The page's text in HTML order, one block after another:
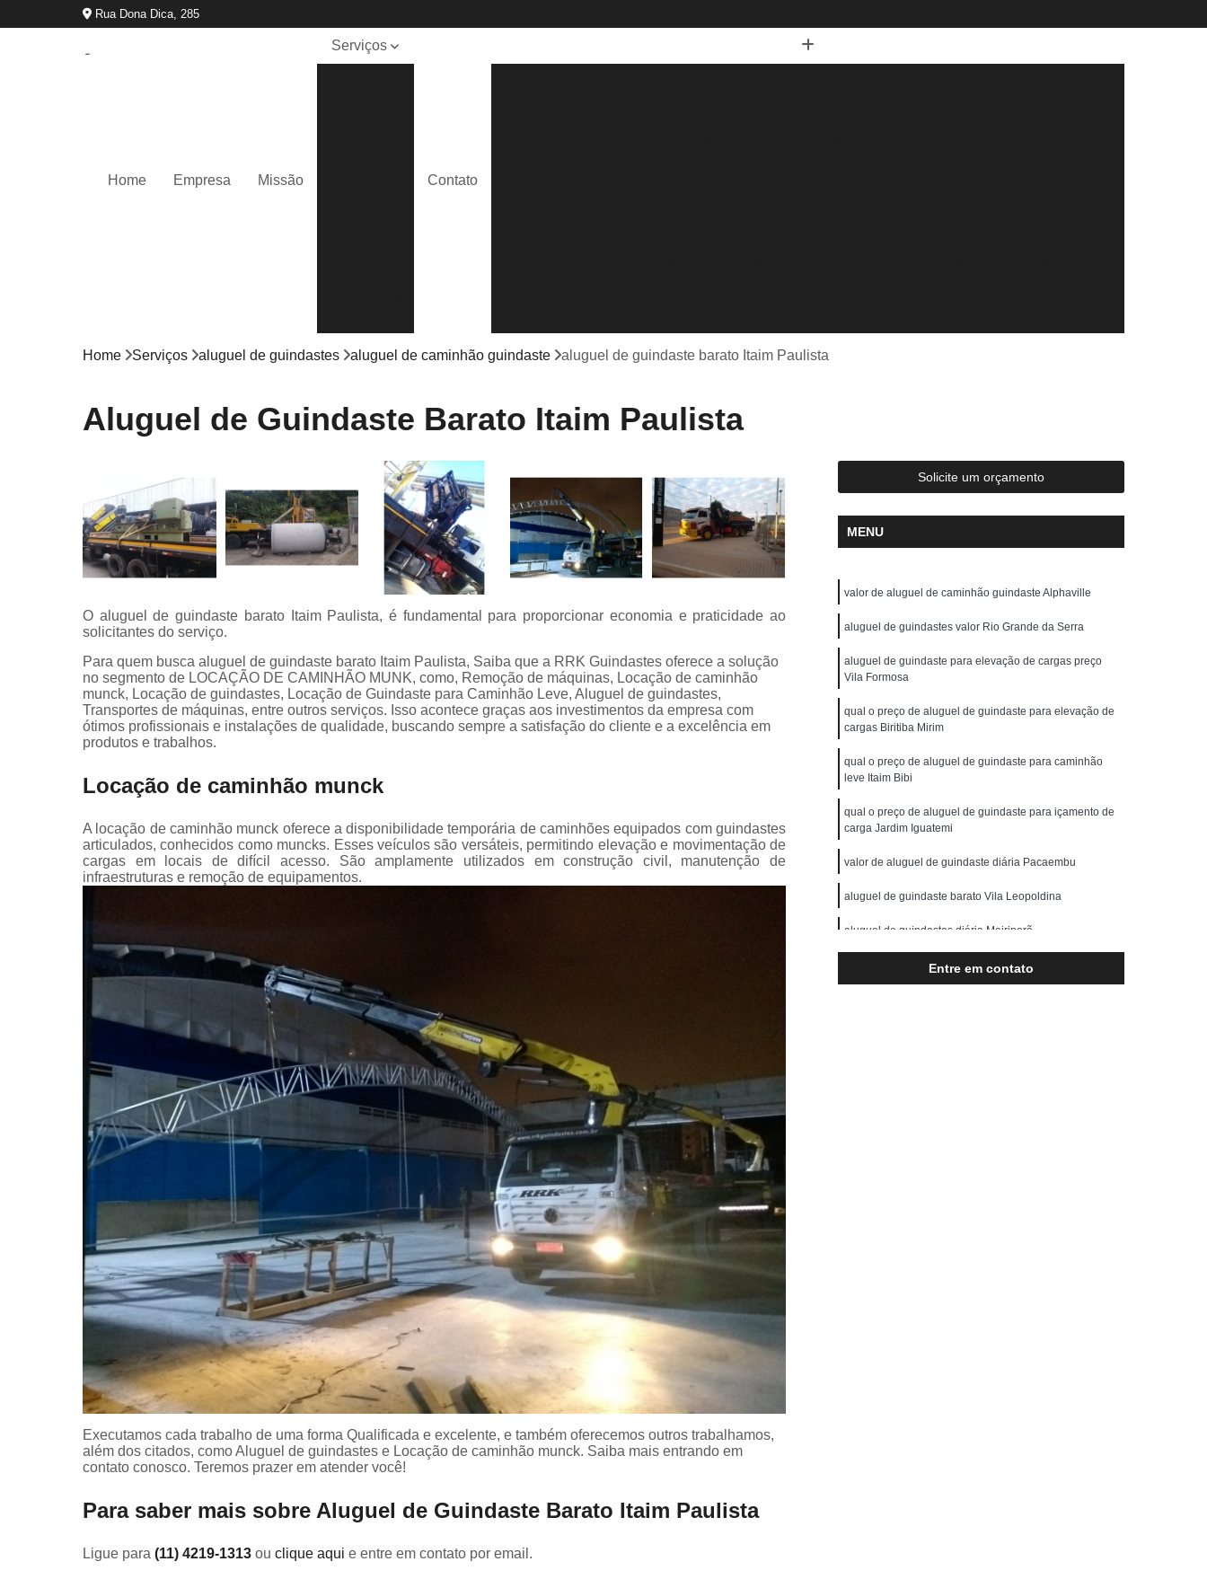
Rua Dona Dica, 285
Home Empresa Missão
Serviços
máquinas
Contato
Locação de Caminhão Munck para Container
Locação de Munck
Locação de Guindaste
Locação de Guindaste para Caminhão Leve
Locação de Guindaste para Construção Civil
Locação de Guindaste para Empilhadeira
Locação de Guindastes e Muncks
Locação de Guindastes para Içamento de Carga
Locação de Guindastes para Montagem de Galpão
Remoção de Máquinas Dobradeiras
Remoção de Máquinas e Equipamentos
Remoção de Máquinas Industriais
Remoção de Máquinas Pesadas
Remoção de Máquinas Pesadas Antigas
Remoção de Máquinas Pesadas Construção Civil
Transporte e Remoção de Máquinas
Transporte de Máquina de Corte
Transporte de Máquinas Dobradeiras
Transporte de Máquinas Gráficas
Transporte de Máquinas Pesadas
Transporte de Máquinas Pesadas Construção Civil
Transporte para Máquinas Gráficas
Home Serviços aluguel de guindastes aluguel de caminhão guindaste aluguel de guindaste barato Itaim Paulista
Aluguel de Guindaste Barato Itaim Paulista
O aluguel de guindaste barato Itaim Paulista, é fundamental para proporcionar economia e praticidade ao
solicitantes do serviço.
Para quem busca aluguel de guindaste barato Itaim Paulista, Saiba que a RRK Guindastes oferece a solução
no segmento de LOCAÇÃO DE CAMINHÃO MUNK, como, Remoção de máquinas, Locação de caminhão
munck, Locação de guindastes, Locação de Guindaste para Caminhão Leve, Aluguel de guindastes,
Transportes de máquinas, entre outros serviços. Isso acontece graças aos investimentos da empresa com
ótimos profissionais e instalações de qualidade, buscando sempre a satisfação do cliente e a excelência em
produtos e trabalhos.
Locação de caminhão munck
A locação de caminhão munck oferece a disponibilidade temporária de caminhões equipados com guindastes
articulados, conhecidos como muncks. Esses veículos são versáteis, permitindo elevação e movimentação de
cargas em locais de difícil acesso. São amplamente utilizados em construção civil, manutenção de
infraestruturas e remoção de equipamentos.
Executamos cada trabalho de uma forma Qualificada e excelente, e também oferecemos outros trabalhamos,
além dos citados, como Aluguel de guindastes e Locação de caminhão munck. Saiba mais entrando em
contato conosco. Teremos prazer em atender você!
Para saber mais sobre Aluguel de Guindaste Barato Itaim Paulista
Ligue para (11) 4219-1313 ou clique aqui e entre em contato por email.
Solicite um orçamento
MENU
valor de aluguel de caminhão guindaste Alphaville
aluguel de guindastes valor Rio Grande da Serra
aluguel de guindaste para elevação de cargas preço
Vila Formosa
qual o preço de aluguel de guindaste para elevação de
cargas Biritiba Mirim
qual o preço de aluguel de guindaste para caminhão
leve Itaim Bibi
qual o preço de aluguel de guindaste para içamento de
carga Jardim Iguatemi
valor de aluguel de guindaste diária Pacaembu
aluguel de guindaste barato Vila Leopoldina
aluguel de guindastes diária Mairiporã
aluguel de guindaste para caminhão barato Luz
Entre em contato